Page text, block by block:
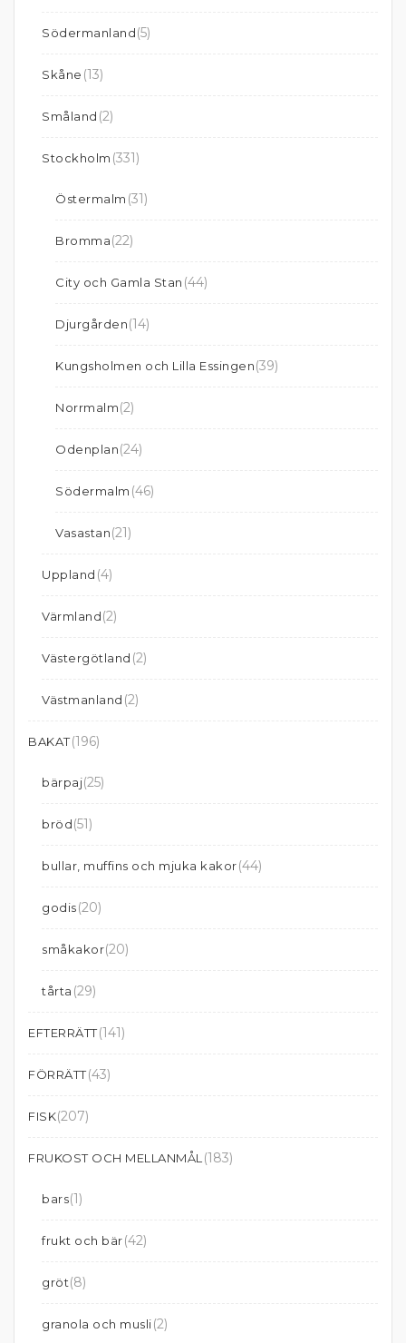
Södermanland(5)
Skåne (13)
Småland (2)
Stockholm (331)
Östermalm (31)
Bromma(22)
City och Gamla Stan (44)
Djurgården(14)
Kungsholmen och Lilla Essingen(39)
Norrmalm(2)
Odenplan(24)
Södermalm (46)
Vasastan(21)
Uppland (4)
Värmland(2)
Västergötland (2)
Västmanland (2)
BAKAT(196)
bärpaj(25)
bröd(51)
bullar, muffins och mjuka kakor(44)
godis(20)
småkakor(20)
tårta (29)
EFTERRÄTT(141)
FÖRRÄTT(43)
FISK(207)
FRUKOST OCH MELLANMÅL (183)
bars(1)
frukt och bär(42)
gröt(8)
granola och musli(2)